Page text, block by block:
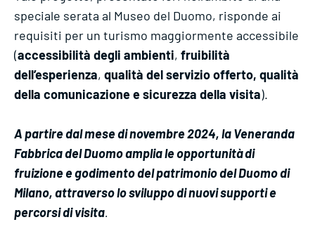
speciale serata al Museo del Duomo, risponde ai
requisiti per un turismo maggiormente accessibile
(accessibilità degli ambienti, fruibilità
dell’esperienza, qualità del servizioofferto, qualità
della comunicazione e sicurezza della visita).
A partire dal mese di novembre 2024, la Veneranda
Fabbrica del Duomo amplia le opportunità di
fruizione e godimento del patrimonio del Duomo di
Milano, attraverso lo sviluppo di nuovi supporti e
percorsi di visita.